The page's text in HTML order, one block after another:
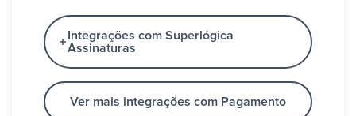
Integrações com Superlógica
Assinaturas
Ver mais integrações com Pagamento